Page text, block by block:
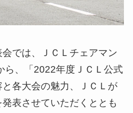
では、ＪＣＬチェアマン
ら、「2022年度ＪＣＬ公式
各大会の魅力、ＪＣＬが
表させていただくととも